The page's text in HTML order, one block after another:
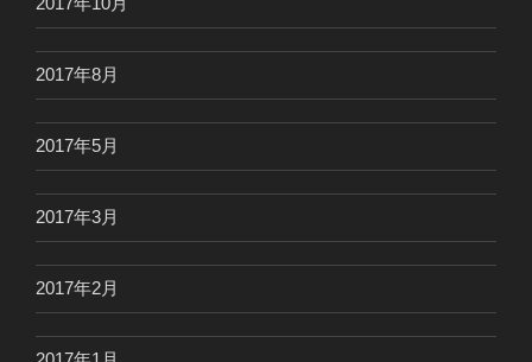
2017年8月
2017年5月
2017年3月
2017年2月